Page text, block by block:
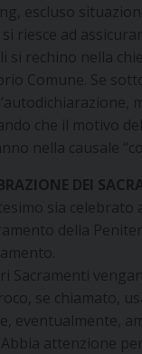
escluso
riesce ad
si rechino nella
Comune. Se
che il motivo
nella causale
DEI
sia
della
Sacramenti
se chiamato,
eventualmente,
attenzione